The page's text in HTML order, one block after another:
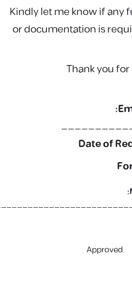
Kindly let me know if any
or documentation is
Thank you
Date of